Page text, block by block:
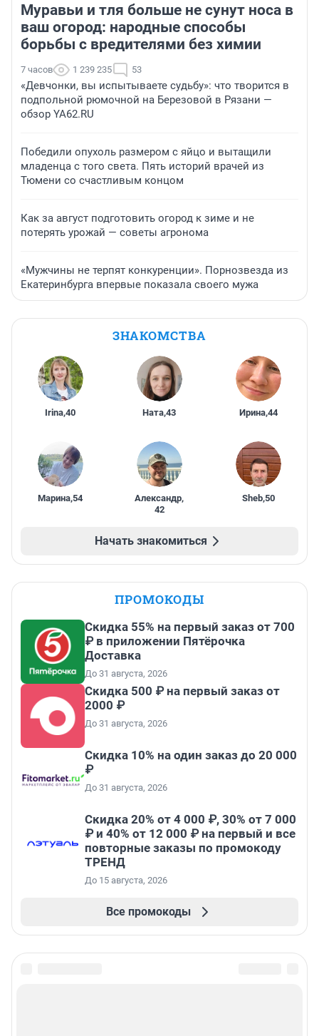
Муравьи и тля больше не сунут носа в
ваш огород: народные способы
борьбы с вредителями без химии
7 часов 1 239 235 53
«Девчонки, вы испытываете судьбу»: что творится в
подпольной рюмочной на Березовой в Рязани —
обзор YA62.RU
Победили опухоль размером с яйцо и вытащили
младенца с того света. Пять историй врачей из
Тюмени со счастливым концом
Как за август подготовить огород к зиме и не
потерять урожай — советы агронома
«Мужчины не терпят конкуренции». Порнозвезда из
Екатеринбурга впервые показала своего мужа
ЗНАКОМСТВА
Irina,40 Ната,43 Ирина,44
Марина,54 Александр,
42
Sheb,50
Начать знакомиться
ПРОМОКОДЫ
Скидка 55% на первый заказ от 700
₽ в приложении Пятёрочка
Доставка
До 31 августа, 2026
Скидка 500 ₽ на первый заказ от
2000 ₽
До 31 августа, 2026
Скидка 10% на один заказ до 20 000
₽
До 31 августа, 2026
Скидка 20% от 4 000 ₽, 30% от 7 000
₽ и 40% от 12 000 ₽ на первый и все
повторные заказы по промокоду
ТРЕНД
До 15 августа, 2026
Все промокоды